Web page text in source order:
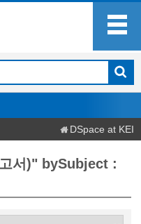
DSpace at KEI
서)" bySubject :